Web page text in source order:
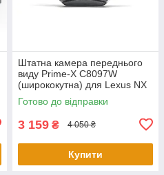
Штатна камера переднього
виду Prime-X C8097W
(ширококутна) для Lexus NX
2015-2017
Готово до відправки
3 159 ₴ 4 050 ₴
Купити